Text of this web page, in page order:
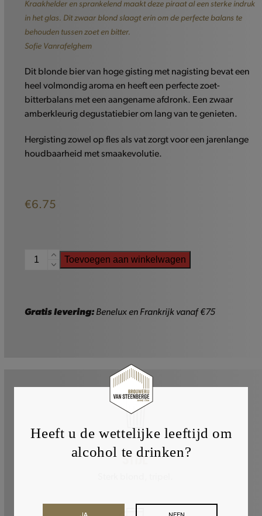
Kraakhelder en sprankelend maakt deze piraat al een sterke indruk
in het glas. Dit zwaar blond slaagt erin om de perfecte balans te
behouden tussen zoet en bitter.
Sofie Vanrafelghem
Dit blonde bier van hoge gisting met nagisting bevat een
heel volmondig aroma en heeft een perfecte zoet-
bitterbalans met een aangename afdronk. Een zwaar
amberkleurig degustatiebier om lang van te genieten.
Hergisting zowel op fles als vat zorgt voor een jarenlange
houdbaarheid met smaakevolutie.
€6.75
Piraat
Toevoegen aan winkelwagen
Gratis levering:Benelux en Frankrijk vanaf €75
STIJL
Heeft u de wettelijke leeftijd om
alcohol te drinken?